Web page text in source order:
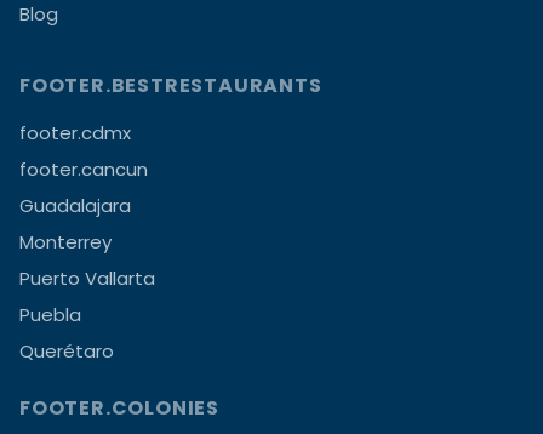
Blog
FOOTER.BESTRESTAURANTS
footer.cdmx
footer.cancun
Guadalajara
Monterrey
Puerto Vallarta
Puebla
Querétaro
FOOTER.COLONIES